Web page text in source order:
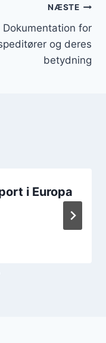
NÆSTE
Dokumentation for
og deres
betydning
i Europa